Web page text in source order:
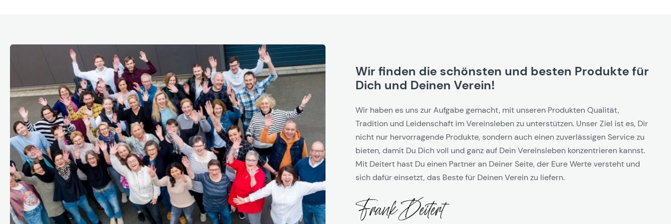
Wir finden die schönsten und besten Produkte für
Dich und Deinen Verein!
Wir haben es uns zur Aufgabe gemacht, mit unseren Produkten Qualität,
Tradition und Leidenschaft im Vereinsleben zu unterstützen. Unser Ziel ist es, Dir
nicht nur hervorragende Produkte, sondern auch einen zuverlässigen Service zu
bieten, damit Du Dich voll und ganz auf Dein Vereinsleben konzentrieren kannst.
Mit Deitert hast Du einen Partner an Deiner Seite, der Eure Werte versteht und
sich dafür einsetzt, das Beste für Deinen Verein zu liefern.